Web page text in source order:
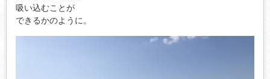
吸い込むことが
できるかのように。